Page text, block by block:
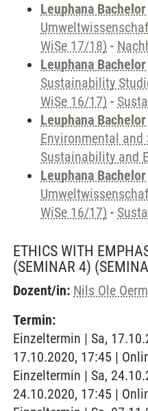
Leuphana Bachelor
WiSe 17/18) -
Leuphana Bachelor
Sustainability
WiSe 16/17) -
Leuphana Bachelor
Environmental
Sustainability and
Leuphana Bachelor
WiSe 16/17) -
ETHICS WITH
(SEMINAR 4)
Dozent/in: Nils Ole
Termin:
Einzeltermin | Sa,
17.10.2020, 17:45 |
Einzeltermin | Sa,
24.10.2020, 17:45 |